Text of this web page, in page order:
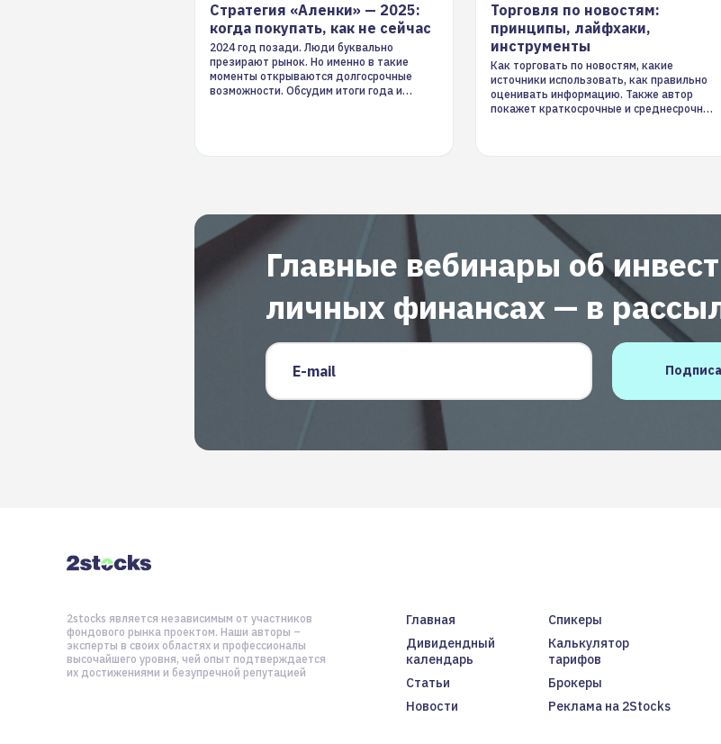
Стратегия «Аленки» — 2025:
когда покупать, как не сейчас
2024 год позади. Люди буквально
презирают рынок. Но именно в такие
моменты открываются долгосрочные
возможности. Обсудим итоги года и
Торговля по новостям:
принципы, лайфхаки,
инструменты
Как торговать по новостям, какие
источники использовать, как правильно
оценивать информацию. Также автор
покажет краткосрочные и среднесрочные
Главные вебинары об
личных финансах — в
Email
Главная
Спикеры
Дивидендный
календарь
Калькулятор
тарифов
Статьи
Брокеры
Новости
Реклама на 2Stocks
2stocks является независимым от участников
фондового рынка проектом. Наши авторы –
эксперты в своих областях и профессионалы
высочайшего уровня, чей опыт подтверждается
их достижениями и безупречной репутацией